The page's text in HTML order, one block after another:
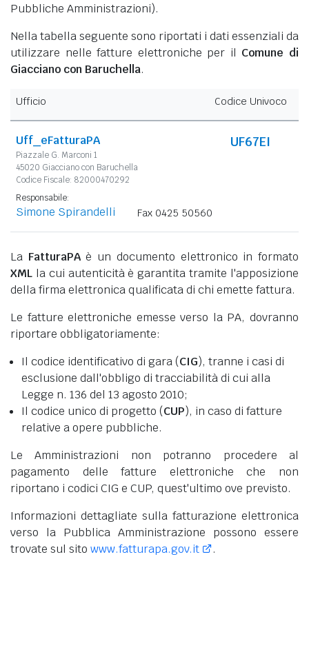
Pubbliche Amministrazioni).
Nella tabella seguente sono riportati i dati essenziali da
utilizzare nelle fatture elettroniche per il Comune di
Giacciano con Baruchella.
Ufficio Codice Univoco
Uff_eFatturaPA
Piazzale G. Marconi 1
45020 Giacciano con Baruchella
Codice Fiscale: 82000470292
UF67EI
Responsabile:
Simone Spirandelli Fax 0425 50560
La FatturaPAè un documento elettronico in formato
XML la cui autenticità è garantita tramite l'apposizione
della firma elettronica qualificata di chi emette fattura.
Le fatture elettroniche emesse verso la PA, dovranno
riportare obbligatoriamente:
Il codice identificativo di gara (CIG), tranne i casi di
esclusione dall'obbligo di tracciabilità di cui alla
Legge n. 136 del 13 agosto 2010;
Il codice unico di progetto (CUP), in caso di fatture
relative a opere pubbliche.
Le Amministrazioni non potranno procedere al
pagamento delle fatture elettroniche che non
riportano i codici CIG e CUP, quest'ultimo ove previsto.
Informazioni dettagliate sulla fatturazione elettronica
verso la Pubblica Amministrazione possono essere
trovate sul sito www.fatturapa.gov.it .